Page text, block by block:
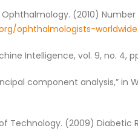
(2010)
ophthalmologists-
Intelligence, vol. 9, no. 4,
component analysis,”
Technology. (2009) Diabetic